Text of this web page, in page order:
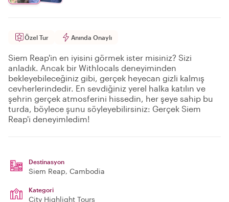
Özel Tur Anında Onaylı
Siem Reap'in en iyisini görmek ister misiniz? Sizi
anladık. Ancak bir Withlocals deneyiminden
bekleyebileceğiniz gibi, gerçek heyecan gizli kalmış
cevherlerindedir. En sevdiğiniz yerel halka katılın ve
şehrin gerçek atmosferini hissedin, her şeye sahip bu
turda, böylece şunu söyleyebilirsiniz: Gerçek Siem
Reap'i deneyimledim!
Destinasyon
Siem Reap, Cambodia
Kategori
City Highlight Tours